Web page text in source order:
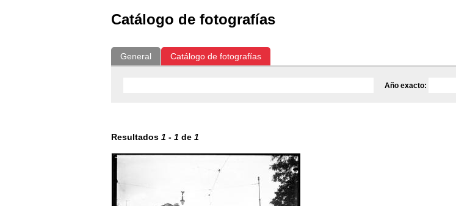
Catálogo de fotografías
General Catálogo de fotografías
Año exacto:
Resultados 1 - 1 de 1